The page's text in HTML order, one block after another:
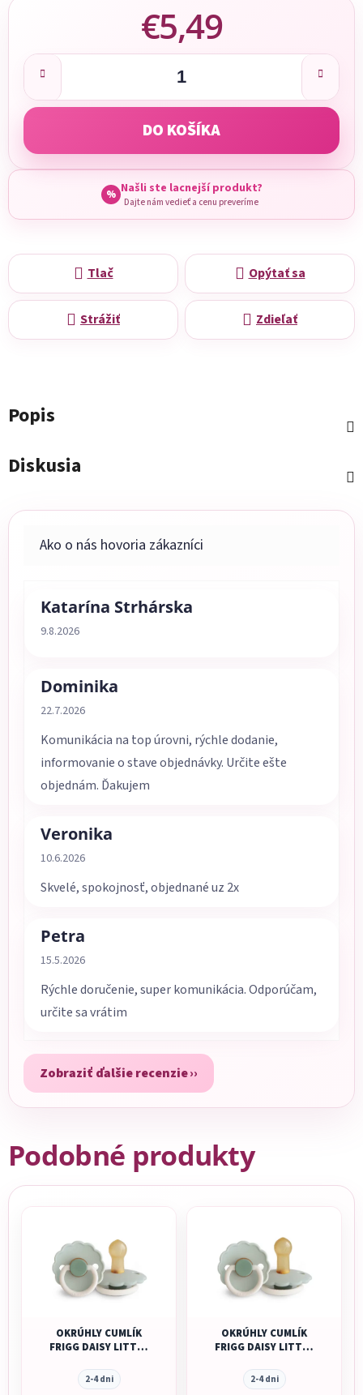
€5,49
Jednotková cena:
DO KOŠÍKA
% Našli ste lacnejší produkt?
Dajte nám vedieť a cenu preveríme
Tlač Opýtať sa
Strážiť Zdieľať
Popis
Diskusia
Katarína Strhárska
Hodnotenie obchodu je 5 z 5 hviezdičiek.
9.8.2026
Dominika
Hodnotenie obchodu je 5 z 5 hviezdičiek.
22.7.2026
Komunikácia na top úrovni, rýchle dodanie,
informovanie o stave objednávky. Určite ešte
objednám. Ďakujem
Veronika
Hodnotenie obchodu je 5 z 5 hviezdičiek.
10.6.2026
Skvelé, spokojnosť, objednané uz 2x
Petra
Hodnotenie obchodu je 5 z 5 hviezdičiek.
15.5.2026
Rýchle doručenie, super komunikácia. Odporúčam,
určite sa vrátim
Zobraziť ďalšie recenzie
Podobné produkty
OKRÚHLY CUMLÍK
FRIGG DAISY LITTLE
KAUČUK
2-4 dni
OKRÚHLY CUMLÍK
FRIGG DAISY LITTLE
KAUČUK
2-4 dni